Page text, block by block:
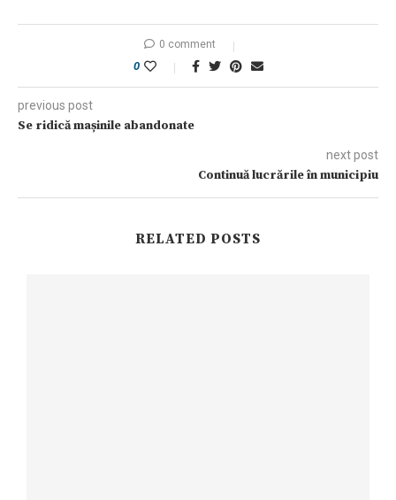
0 comment
0
previous post
Se ridică mașinile abandonate
next post
Continuă lucrările în municipiu
RELATED POSTS